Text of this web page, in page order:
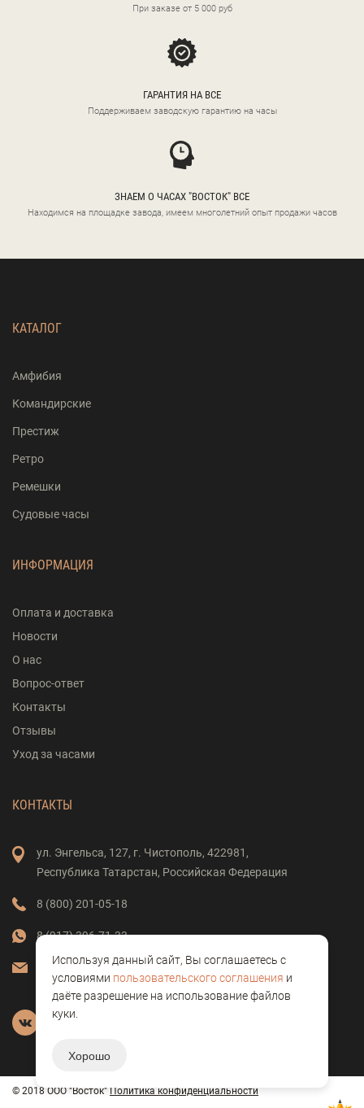
При заказе от 5 000 руб
ГАРАНТИЯ НА ВСЕ
Поддерживаем заводскую гарантию на часы
ЗНАЕМ О ЧАСАХ "ВОСТОК" ВСЕ
Находимся на площадке завода, имеем многолетний опыт продажи часов
КАТАЛОГ
Амфибия
Командирские
Престиж
Ретро
Ремешки
Судовые часы
ИНФОРМАЦИЯ
Оплата и доставка
Новости
О нас
Вопрос-ответ
Контакты
Отзывы
Уход за часами
КОНТАКТЫ
ул. Энгельса, 127, г. Чистополь, 422981,
Республика Татарстан, Российская Федерация
8 (800) 201-05-18
8 (917) 396-71-33
vostok-clock@mail.ru
© 2018 ООО "Восток" Политика конфиденциальности
Используя данный сайт, Вы соглашаетесь с
условиями пользовательского соглашения и
даёте разрешение на использование файлов
куки.
Хорошо